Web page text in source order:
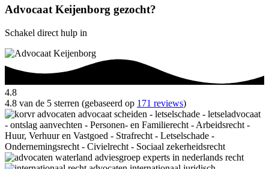
Advocaat Keijenborg gezocht?
Schakel direct hulp in
4.8
4.8 van de 5 sterren (gebaseerd op 171 reviews)